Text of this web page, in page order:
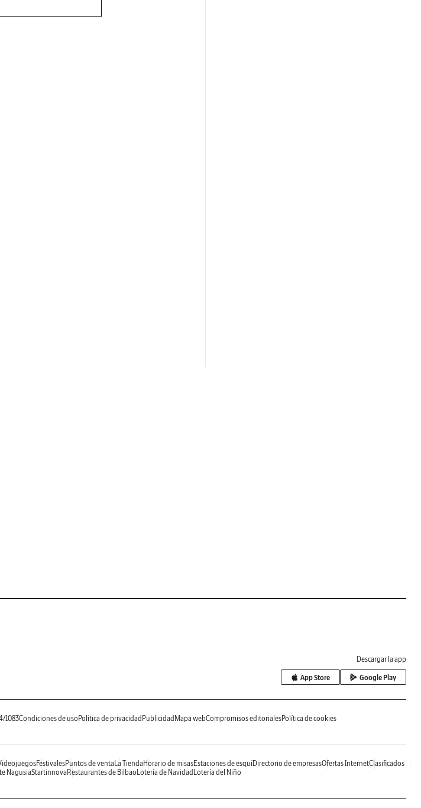
Descargar la app
App Store Google Play
1083Condiciones de uso Política de privacidad Publicidad Mapa webCompromisos editorialesPolítica de cookies
FestivalesPuntos de venta La Tienda Horario de misasEstaciones de esquíDirectorio de empresasOfertas InternetClasificados
NagusiaStartinnova Restaurantes de Bilbao Lotería de Navidad Lotería del Niño